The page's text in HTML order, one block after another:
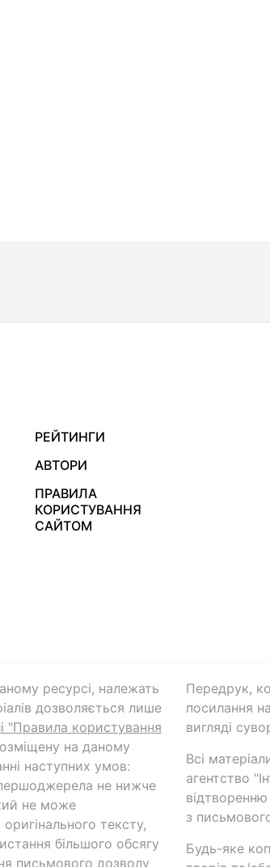
РЕЙТИНГИ
АВТОРИ
ПРАВИЛА
КОРИСТУВАННЯ
САЙТОМ
ресурсі, належать
дозволяється лише
"Правила користування
на даному
наступних умов:
не нижче
не може
тексту,
більшого обсягу
письмового дозволу
Передрук,
посилання
вигляді
Всі
агентство
з
Будь-яке